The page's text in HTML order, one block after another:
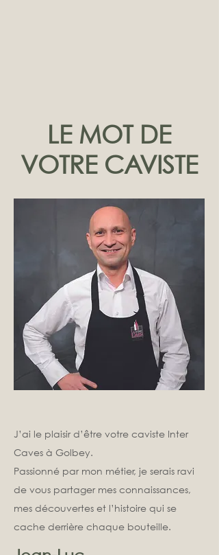
LE MOT DE
VOTRE CAVISTE
J’ai le plaisir d’être votre caviste Inter
Caves à Golbey.
Passionné par mon métier, je serais ravi
de vous partager mes connaissances,
mes découvertes et l’histoire qui se
cache derrière chaque bouteille.